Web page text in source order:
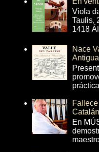
Viola
Taulis,
1418
Nace
Antigua
En